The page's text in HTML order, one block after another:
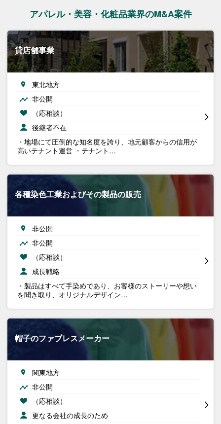
アパレル・美容・化粧品業界のM&A案件
貸店舗事業
東北地方
非公開
（応相談）
後継者不在
・地場にて圧倒的な知名度を誇り、地元顧客からの信用が
高いテナント運営 ・テナント…
各種染色工業およびその製品の販売
非公開
非公開
（応相談）
成長戦略
・製品はすべて手染めであり、お客様のストーリーや想い
を聞き取り、オリジナルデザイン…
帽子のファブレスメーカー
関東地方
非公開
（応相談）
更なる会社の成長のため